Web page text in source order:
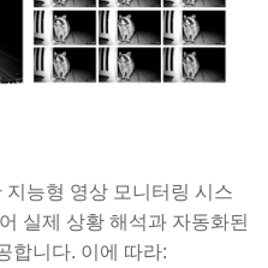
능형 영상 모니터링 시스
실제 상황 해석과 자동화된
합니다. 이에 따라: